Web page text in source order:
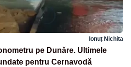
Ionuț Nichita
pe Dunăre. Ultimele
pentru Cernavodă